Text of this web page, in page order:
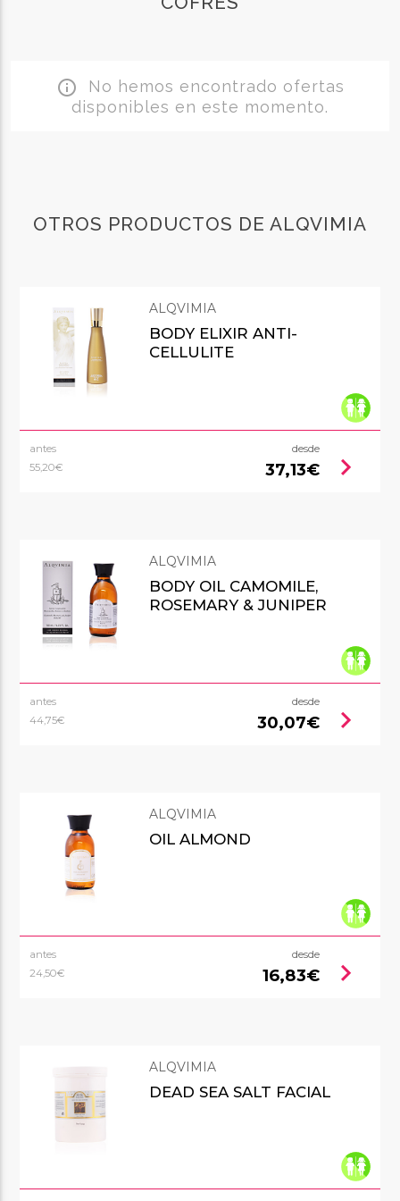
info_outline No hemos encontrado ofertas
disponibles en este momento.
OTROS PRODUCTOS DE ALQVIMIA
ALQVIMIA
BODY ELIXIR ANTI-
CELLULITE
antes
55,20€
desde
37,13€ chevron_right
ALQVIMIA
BODY OIL CAMOMILE,
ROSEMARY & JUNIPER
antes
44,75€
desde
30,07€ chevron_right
ALQVIMIA
OIL ALMOND
antes
24,50€
desde
16,83€ chevron_right
ALQVIMIA
DEAD SEA SALT FACIAL